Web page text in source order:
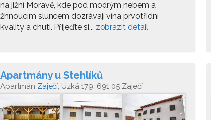
na jižní Moravě, kde pod modrým nebem a
žhnoucím sluncem dozrávají vína prvotřídní
kvality a chuti. Přijeďte si... zobrazit detail
Apartmány u Stehlíků
Apartmán Zaječí, Úzká 179, 691 05 Zaječí